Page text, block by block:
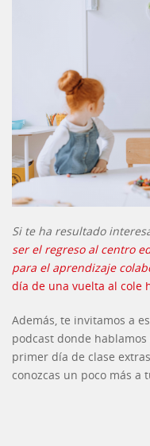
Si te ha resultado
ser el regreso al centro
para el aprendizaje
día de una vuelta al cole
Además, te invitamos a
podcast donde
primer día de clase
conozcas un poco más a